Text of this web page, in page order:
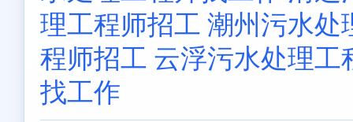
理工程师招工 潮州污水处
程师招工 云浮污水处理工
找工作